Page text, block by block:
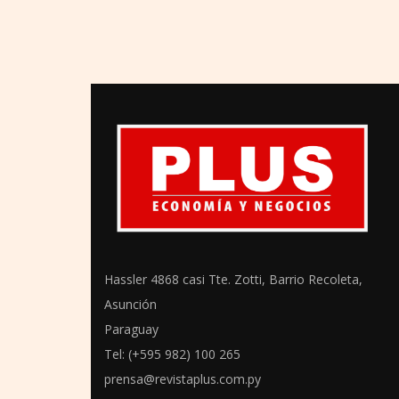
Hassler 4868 casi Tte. Zotti, Barrio Recoleta,
Asunción
Paraguay
Tel: (+595 982) 100 265
prensa@revistaplus.com.py